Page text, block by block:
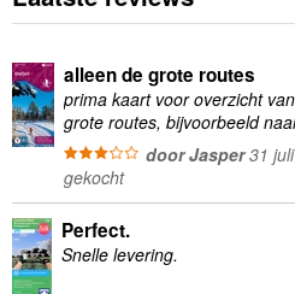
alleen de grote routes
prima kaart voor overzicht
grote routes, bijvoorbeeld
wandelingen te plannen
door Jasper31 juli
gekocht
Perfect.
Snelle levering.